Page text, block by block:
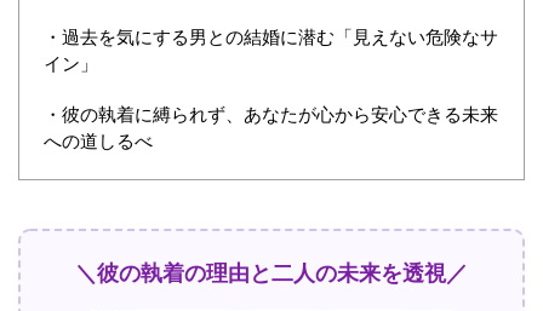
・過去を気にする男との結婚に潜む「見えない危険なサ
イン」
・彼の執着に縛られず、あなたが心から安心できる未来
への道しるべ
＼彼の執着の理由と二人の未来を透視／